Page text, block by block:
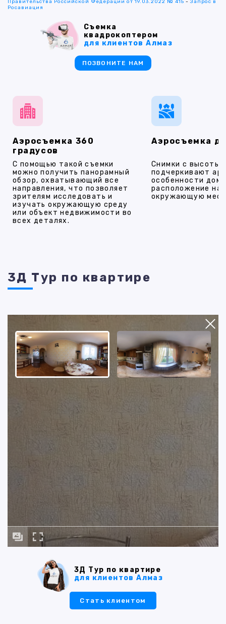
Аэросъемка 360
градусов
С помощью такой съемки
можно получить панорамный
обзор, охватывающий все
направления, что позволяет
зрителям исследовать и
изучать окружающую среду
или объект недвижимости во
всех деталях.
Аэросъемка
Снимки с высоты
подчеркивают
особенности
расположение на
окружающую
Правительства Российской Федерации от 19.03.2022 № 415 -Запрос в
Росавиация
Съемка
квадрокоптером
для клиентов Алмаз
ПОЗВОНИТЕ НАМ
3Д Тур по квартире
3Д Тур по квартире
для клиентов Алмаз
Стать клиентом